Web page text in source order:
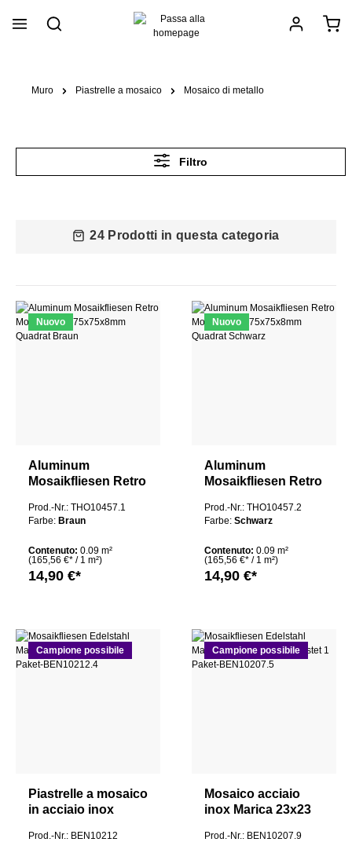
principale
Muro Piastrelle a mosaico Mosaico di metallo
Filtro
24 Prodotti in questa categoria
Nuovo
Aluminum
Mosaikfliesen Retro
75x75x8mm
Quadrat Braun
Prod.-Nr.: THO10457.1
Farbe: Braun
Contenuto: 0.09 m²
(165,56 €* / 1 m²)
14,90 €*
Nuovo
Aluminum
Mosaikfliesen Retro
75x75x8mm
Quadrat Schwarz
Prod.-Nr.: THO10457.2
Farbe: Schwarz
Contenuto: 0.09 m²
(165,56 €* / 1 m²)
14,90 €*
Campione possibile
Piastrelle a mosaico
in acciaio inox
Prod.-Nr.: BEN10212
Campione possibile
Mosaico acciaio
inox Marica 23x23
Prod.-Nr.: BEN10207.9